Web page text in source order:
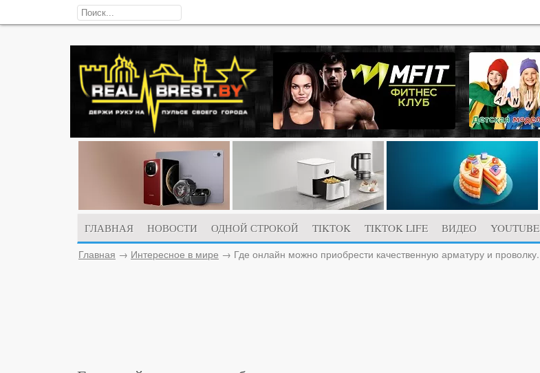
ГЛАВНАЯ НОВОСТИ ОДНОЙ СТРОКОЙ TIKTOK TIKTOK LIFE ВИДЕО YOUTUBE
Главная → Интересное в мире → Где онлайн можно приобрести качественную арматуру и проволку.